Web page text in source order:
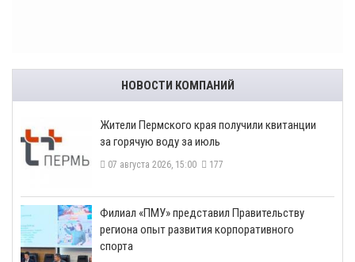
НОВОСТИ КОМПАНИЙ
​Жители Пермского края получили квитанции
за горячую воду за июль
07 августа 2026, 15:00 177
​Филиал «ПМУ» представил Правительству
региона опыт развития корпоративного
спорта